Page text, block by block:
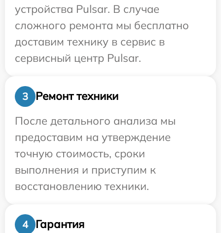
устройства Pulsar. В случае
сложного ремонта мы бесплатно
доставим технику в сервис в
сервисный центр Pulsar.
3
Ремонт техники
После детального анализа мы
предоставим на утверждение
точную стоимость, сроки
выполнения и приступим к
восстановлению техники.
4 Гарантия